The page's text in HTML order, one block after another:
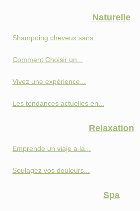
Naturelle
Shampoing cheveux sans...
Comment Choisir un...
Vivez une expérience...
Les tendances actuelles en...
Relaxation
Emprende un viaje a la...
Soulagez vos douleurs...
Spa